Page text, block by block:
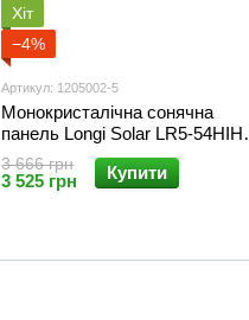
Хіт
−4%
Артикул: 1205002-5
Монокристалічна сонячна
панель Longi Solar LR5-54HIH-
415M
3 666 грн
3 525 грн Купити